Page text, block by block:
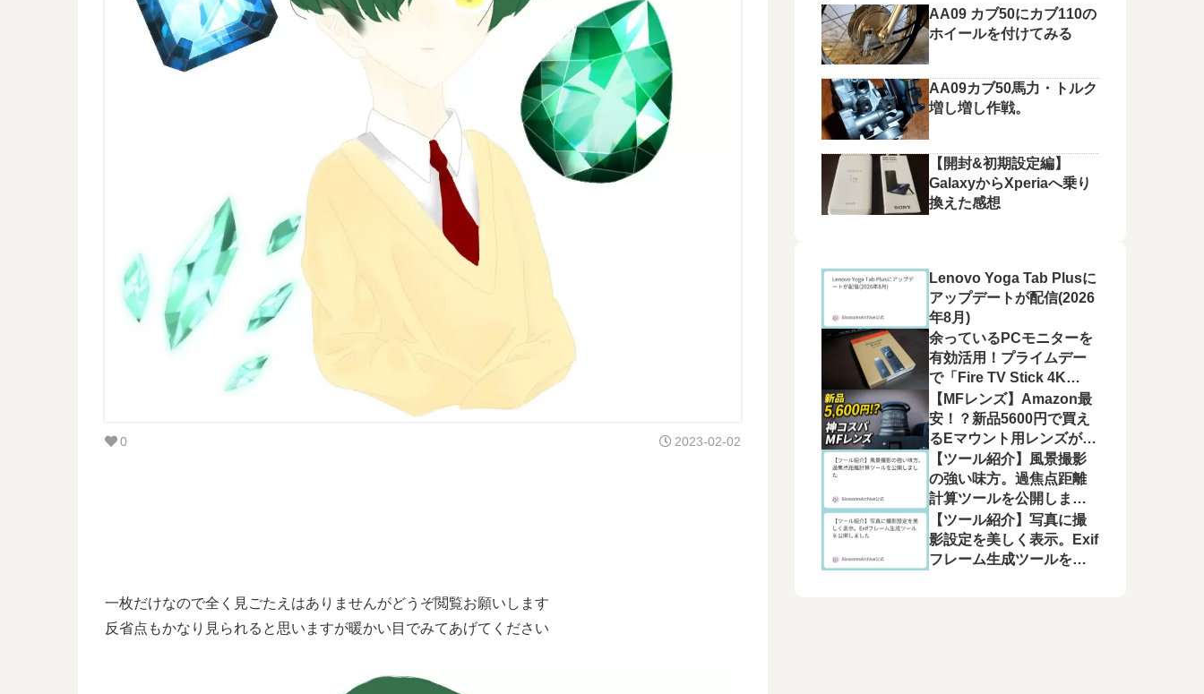
0 2023-02-02
一枚だけなので全く見ごたえはありませんがどうぞ閲覧お願いします
反省点もかなり見られると思いますが暖かい目でみてあげてください
AA09 カブ50にカブ110の
ホイールを付けてみる
AA09カブ50馬力・トルク
増し増し作戦。
【開封&初期設定編】
GalaxyからXperiaへ乗り
換えた感想
Lenovo Yoga Tab Plusに
アップデートが配信(2026
年8月)
余っているPCモニターを
有効活用！プライムデー
で「Fire TV Stick 4K
Plus」を選んだ理由と、
モニター運用の注意点
【MFレンズ】Amazon最
安！？新品5600円で買え
るEマウント用レンズが良
かった【Pixco 25mm
F1.8 HD.MC】
【ツール紹介】風景撮影
の強い味方。過焦点距離
計算ツールを公開しまし
た
【ツール紹介】写真に撮
影設定を美しく表示。Exif
フレーム生成ツールを公